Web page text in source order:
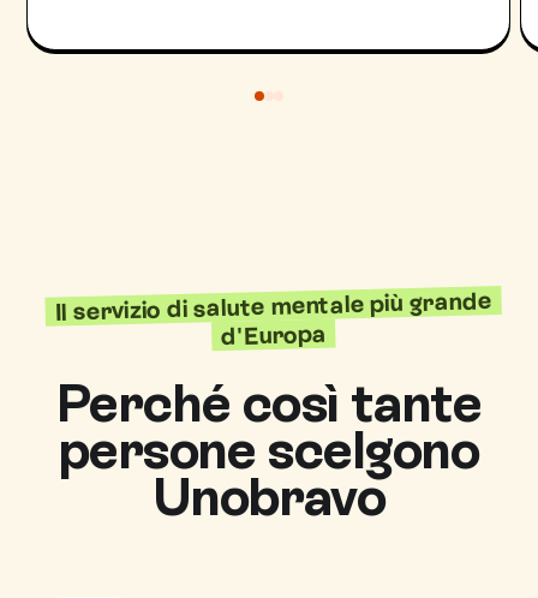
Il servizio di salute mentale più grande
d'Europa
Perché così tante
persone scelgono
Unobravo